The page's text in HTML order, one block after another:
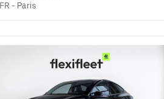
- Paris